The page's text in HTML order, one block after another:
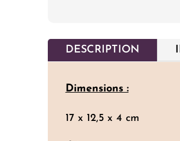
DESCRIPTION
Dimensions :
17 x 12,5 x 4 cm